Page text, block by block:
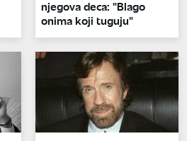
njegova deca: "Blago
onima koji tuguju"